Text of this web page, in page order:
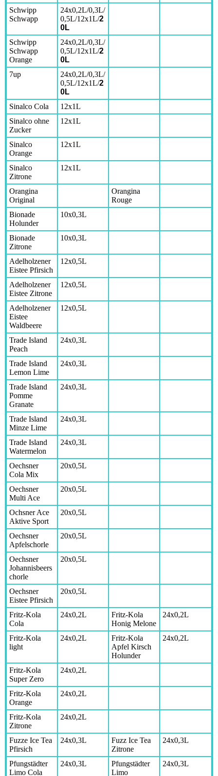
Schwipp
Schwapp
24x0,2L/0,3L/
0,5L/12x1L/2
0L
Schwipp
Schwapp
Orange
24x0,2L/0,3L/
0,5L/12x1L/2
0L
7up
24x0,2L/0,3L/
0,5L/12x1L/2
0L
Sinalco Cola
12x1L
Sinalco ohne
Zucker
12x1L
Sinalco
Orange
12x1L
Sinalco
Zitrone
12x1L
Orangina
Original
Orangina
Rouge
Bionade
Holunder
10x0,3L
Bionade
Zitrone
10x0,3L
Adelholzener
Eistee Pfirsich
12x0,5L
Adelholzener
Eistee Zitrone
12x0,5L
Adelholzener
Eistee
Waldbeere
12x0,5L
Trade Island
Peach
24x0,3L
Trade Island
Lemon Lime
24x0,3L
Trade Island
Pomme
Granate
24x0,3L
Trade Island
Minze Lime
24x0,3L
Trade Island
Watermelon
24x0,3L
Oechsner
Cola Mix
20x0,5L
Oechsner
Multi Ace
20x0,5L
Ochsner Ace
Aktive Sport
20x0,5L
Oechsner
Apfelschorle
20x0,5L
Oechsner
Johannisbeers
chorle
20x0,5L
Oechsner
Eistee Pfirsich
20x0,5L
Fritz-Kola
Cola
24x0,2L
Fritz-Kola
Honig Melone
24x0,2L
Fritz-Kola
light
24x0,2L
Fritz-Kola
Apfel Kirsch
Holunder
24x0,2L
Fritz-Kola
Super Zero
24x0,2L
Fritz-Kola
Orange
24x0,2L
Fritz-Kola
Zitrone
24x0,2L
Fuzze Ice Tea
Pfirsich
24x0,3L
Fuzz Ice Tea
Zitrone
24x0,3L
Pfungstädter
Limo Cola
24x0,3L
Pfungstädter
Limo
24x0,3L